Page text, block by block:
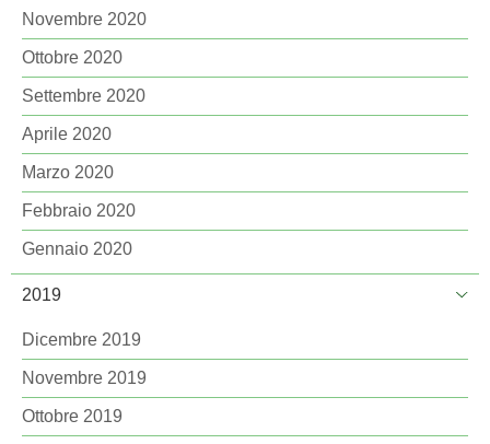
Novembre 2020
Ottobre 2020
Settembre 2020
Aprile 2020
Marzo 2020
Febbraio 2020
Gennaio 2020
2019
Dicembre 2019
Novembre 2019
Ottobre 2019